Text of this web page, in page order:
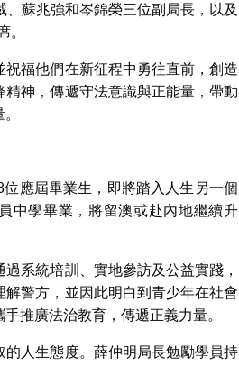
蘇兆強和岑錦榮三位副局長，以及
。
福他們在新征程中勇往直前，創造
神，傳遞守法意識與正能量，帶動
位應屆畢業生，即將踏入人生另一個
中學畢業，將留澳或赴內地繼續升
系統培訓、實地參訪及公益實踐，
警方，並因此明白到青少年在社會
推廣法治教育，傳遞正義力量。
人生態度。薛仲明局長勉勵學員持